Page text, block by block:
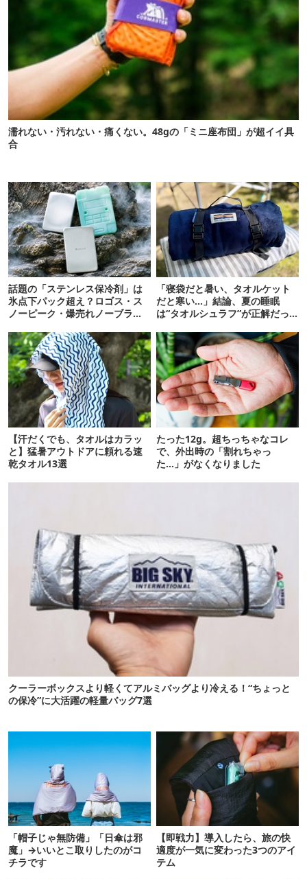
濡れない・汚れない・痛くない。48gの「ミニ座布団」が超イイ具
合
話題の「ステンレス保冷剤」は
氷点下パック超え？ロゴス・ス
ノーピーク・爆売れノーブラン
「寝袋だと暑い、タオルケット
だと寒い…」結論、夏の睡眠
は“タオルシュラフ”が正解だっ
【汗だくでも、タオルはカラッ
と】猛暑アウトドアに頼れる速
乾タオル13選
たった12g。超ちっちゃなコレ
で、外出時の「割れちゃっ
た…」がなくなりました
クーラーボックスより軽くてアルミバッグより冷える！“ちょっと
の保冷”に大活躍の軽量バッグ7選
「帽子じゃ無防備」「日傘は邪
魔」→いいとこ取りしたのがコ
チラです
【即戦力】導入したら、旅の快
適度が一気に変わった3つのアイ
テム